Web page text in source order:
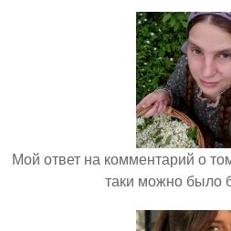
Мой ответ на комментарий о
таки можно было